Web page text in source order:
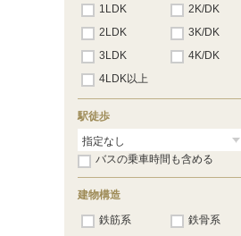
1LDK
2K/DK
2LDK
3K/DK
3LDK
4K/DK
4LDK以上
駅徒歩
バスの乗車時間も含める
建物構造
鉄筋系
鉄骨系